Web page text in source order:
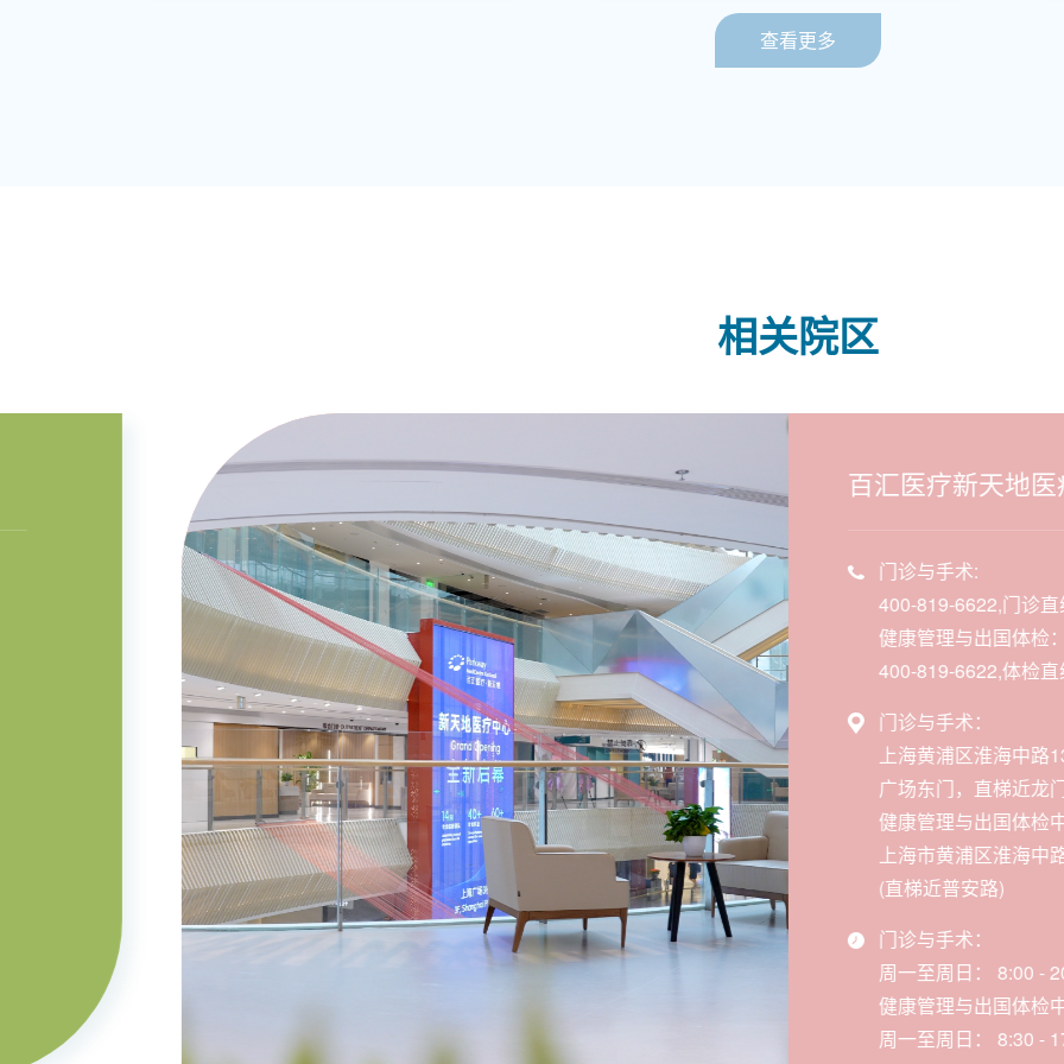
查看更多
相关院区
百汇医疗新天地医
门诊与手术:
400-819-6622,门诊
健康管理与出国体检
400-819-6622,体检
门诊与手术：
上海黄浦区淮海中路
广场东门，直梯近龙
健康管理与出国体检
上海市黄浦区淮海中
(直梯近普安路)
门诊与手术：
周一至周日： 8:00 -
健康管理与出国体检
周一至周日： 8:30 -